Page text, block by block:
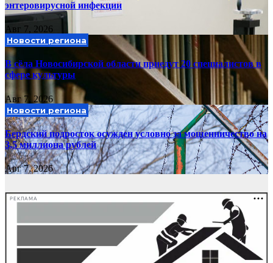
энтеровирусной инфекции
Авг 7, 2026
Новости региона
В сёла Новосибирской области приедут 20 специалистов в
сфере культуры
Авг 7, 2026
Новости региона
Бердский подросток осужден условно за мошенничество на
3,5 миллиона рублей
Авг 7, 2026
РЕКЛАМА